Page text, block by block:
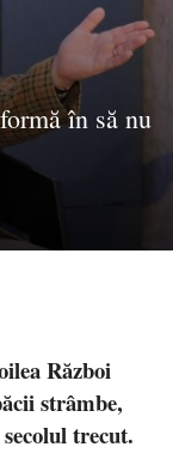
în să nu
Război
strâmbe,
trecut.